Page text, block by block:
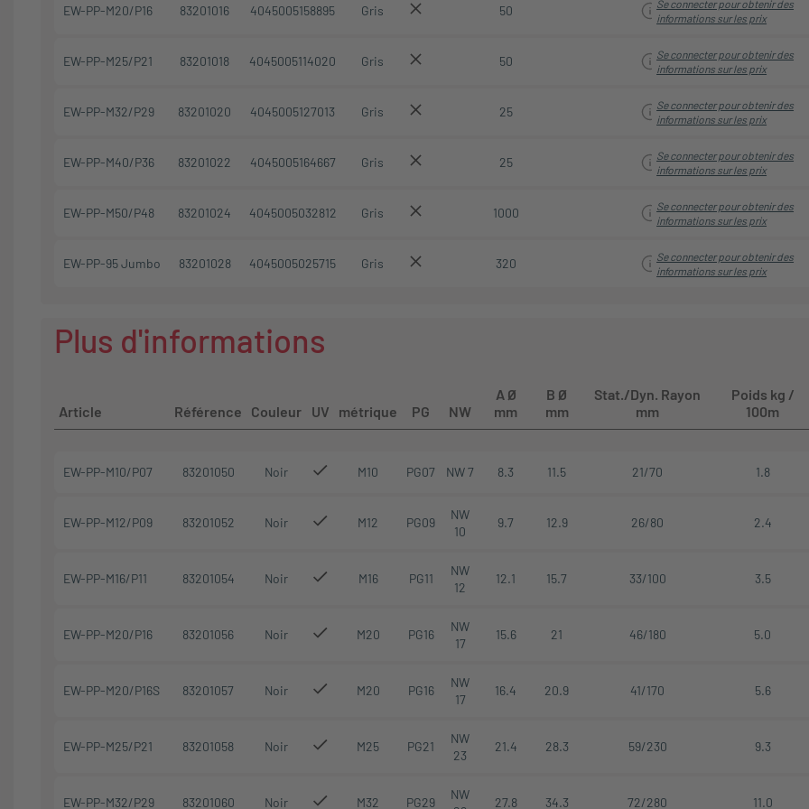
EW-PP-M20/P16 83201016 4045005158895 Gris 50
Se connecter pour obtenir des
informations sur les prix
EW-PP-M25/P21 83201018 4045005114020 Gris 50
Se connecter pour obtenir des
informations sur les prix
EW-PP-M32/P29 83201020 4045005127013 Gris 25
Se connecter pour obtenir des
informations sur les prix
EW-PP-M40/P36 83201022 4045005164667 Gris 25
Se connecter pour obtenir des
informations sur les prix
EW-PP-M50/P48 83201024 4045005032812 Gris 1000
Se connecter pour obtenir des
informations sur les prix
EW-PP-95 Jumbo 83201028 4045005025715 Gris 320
Se connecter pour obtenir des
informations sur les prix
Plus d'informations
Article Référence Couleur UV métrique PG NW
A Ø
mm
B Ø
mm
Stat./Dyn. Rayon
mm
Poids kg /
100m
EW-PP-M10/P07 83201050 Noir M10 PG07 NW 7 8.3 11.5 21/70 1.8
EW-PP-M12/P09 83201052 Noir M12 PG09
NW
10
9.7 12.9 26/80 2.4
EW-PP-M16/P11 83201054 Noir M16 PG11
NW
12
12.1 15.7 33/100 3.5
EW-PP-M20/P16 83201056 Noir M20 PG16
NW
17
15.6 21 46/180 5.0
EW-PP-M20/P16S 83201057 Noir M20 PG16
NW
17
16.4 20.9 41/170 5.6
EW-PP-M25/P21 83201058 Noir M25 PG21
NW
23
21.4 28.3 59/230 9.3
EW-PP-M32/P29 83201060 Noir M32 PG29
NW
27.8 34.3 72/280 11.0